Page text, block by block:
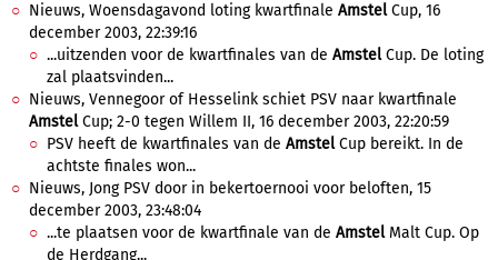
Nieuws, Woensdagavond loting kwartfinale AmstelCup, 16
december 2003, 22:39:16
...uitzenden voor de kwartfinales van de AmstelCup. De loting
zal plaatsvinden...
Nieuws, Vennegoor of Hesselink schiet PSV naar kwartfinale
AmstelCup; 2-0 tegen Willem II, 16 december 2003, 22:20:59
PSV heeft de kwartfinales van de AmstelCup bereikt. In de
achtste finales won...
Nieuws, Jong PSV door in bekertoernooi voor beloften, 15
december 2003, 23:48:04
...te plaatsen voor de kwartfinale van de AmstelMalt Cup. Op
de Herdgang...